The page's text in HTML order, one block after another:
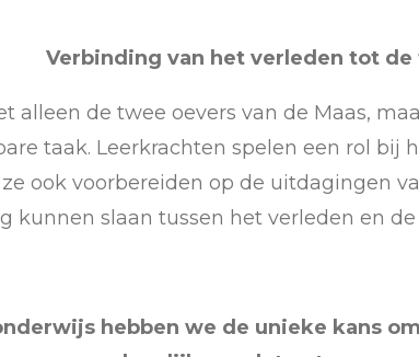
Verbinding van het verleden tot
alleen de twee oevers van de Maas,
taak. Leerkrachten spelen een rol bij
ook voorbereiden op de uitdagingen
kunnen slaan tussen het verleden en
hebben we de unieke kans